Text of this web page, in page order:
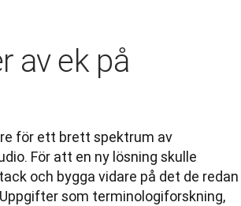
av ek på
för ett brett spektrum av
För att en ny lösning skulle
och bygga vidare på det de redan
som terminologiforskning,